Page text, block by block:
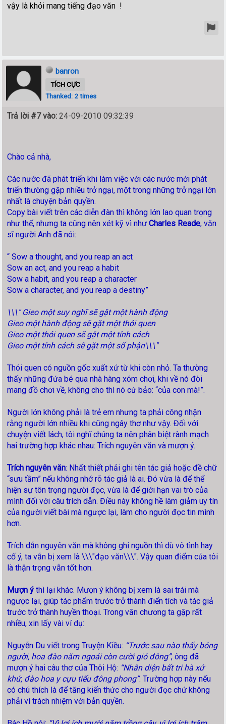
vậy là khỏi mang tiếng đạo văn !
banron
TÍCH CỰC
Thanked: 2 times
Trả lời #7 vào: 24-09-2010 09:32:39
Chào cả nhà,
Các nước đã phát triển khi làm việc với các nước mới phát
triển thường gặp nhiều trở ngại, một trong những trở ngại lớn
nhất là chuyện bản quyền.
Copy bài viết trên các diễn đàn thì không lớn lao quan trọng
như thế, nhưng ta cũng nên xét kỹ vì nhưCharles Reade, văn
sĩ người Anh đã nói:
“ Sow a thought, and you reap an act
Sow an act, and you reap a habit
Sow a habit, and you reap a character
Sow a character, and you reap a destiny”
\\\" Gieo một suy nghĩ sẽ gặt một hành động
Gieo một hành động sẽ gặt một thói quen
Gieo một thói quen sẽ gặt một tính cách
Gieo một tính cách sẽ gặt một số phận\\\"
Thói quen có nguồn gốc xuất xứ từ khi còn nhỏ. Ta thường
thấy những đứa bé qua nhà hàng xóm chơi, khi về nó đòi
mang đồ chơi về, không cho thì nó cứ bảo: “của con mà!”.
Người lớn không phải là trẻ em nhưng ta phải công nhận
rằng người lớn nhiều khi cũng ngây thơ như vậy. Đối với
chuyện viết lách, tôi nghĩ chúng ta nên phân biệt rành mạch
hai trường hợp khác nhau: Trích nguyên văn và mượn ý.
Trích nguyên văn: Nhất thiết phải ghi tên tác giả hoặc đề chữ
“sưu tầm” nếu không nhớ rõ tác giả là ai. Đó vừa là để thể
hiện sự tôn trọng người đọc, vừa là để giới hạn vai trò của
mình đối với câu trích dẫn. Điều này không hề làm giảm uy tín
của người viết bài mà ngược lại, làm cho người đọc tin mình
hơn.
Trích dẫn nguyên văn mà không ghi nguồn thì dù vô tình hay
cố ý, ta vẫn bị xem là \\\"đạo văn\\\". Vậy quan điểm của tôi
là thận trọng vẫn tốt hơn.
Mượn ý thì lại khác. Mượn ý không bị xem là sai trái mà
ngược lại, giúp tác phẩm trước trở thành điển tích và tác giả
trước trở thành huyền thoại. Trong văn chương ta gặp rất
nhiều, xin lấy vài ví dụ:
Nguyễn Du viết trong Truyện Kiều: “Trước sau nào thấy bóng
người, hoa đào năm ngoái còn cười gió đông”, ông đã
mượn ý hai câu thơ của Thôi Hộ: “Nhân diện bất tri hà xứ
khứ, đào hoa y cựu tiếu đông phong”. Trường hợp này nếu
có chú thích là để tăng kiến thức cho người đọc chứ không
phải vì trách nhiệm với bản quyền.